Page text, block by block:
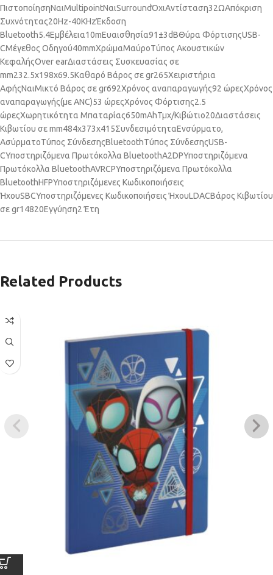
ΠιστοποίησηΝαιMultipointΝαιSurroundΌχιΑντίσταση32ΩΑπόκριση
Συχνότητας20Hz-40KHzΈκδοση
Bluetooth5.4Εμβέλεια10mΕυαισθησία91±3dBΘύρα ΦόρτισηςUSB-
CΜέγεθος Οδηγού40mmΧρώμαΜαύροΤύπος Ακουστικών
ΚεφαλήςOver earΔιαστάσεις Συσκευασίας σε
mm232.5x198x69.5Καθαρό Βάρος σε gr265Χειριστήρια
ΑφήςΝαιΜικτό Βάρος σε gr692Χρόνος αναπαραγωγής92 ώρεςΧρόνος
αναπαραγωγής(με ANC)53 ώρεςΧρόνος Φόρτισης2.5
ώρεςΧωρητικότητα Μπαταρίας650mAhΤμχ/Κιβώτιο20Διαστάσεις
Κιβωτίου σε mm484x373x415ΣυνδεσιμότηταΕνσύρματο,
ΑσύρματοΤύπος ΣύνδεσηςBluetoothΤύπος ΣύνδεσηςUSB-
CΥποστηριζόμενα Πρωτόκολλα BluetoothA2DPΥποστηριζόμενα
Πρωτόκολλα BluetoothAVRCPΥποστηριζόμενα Πρωτόκολλα
BluetoothHFPΥποστηριζόμενες Κωδικοποιήσεις
ΉχουSBCΥποστηριζόμενες Κωδικοποιήσεις ΉχουLDACΒάρος Κιβωτίου
σε gr14820Εγγύηση2 Έτη
Related Products